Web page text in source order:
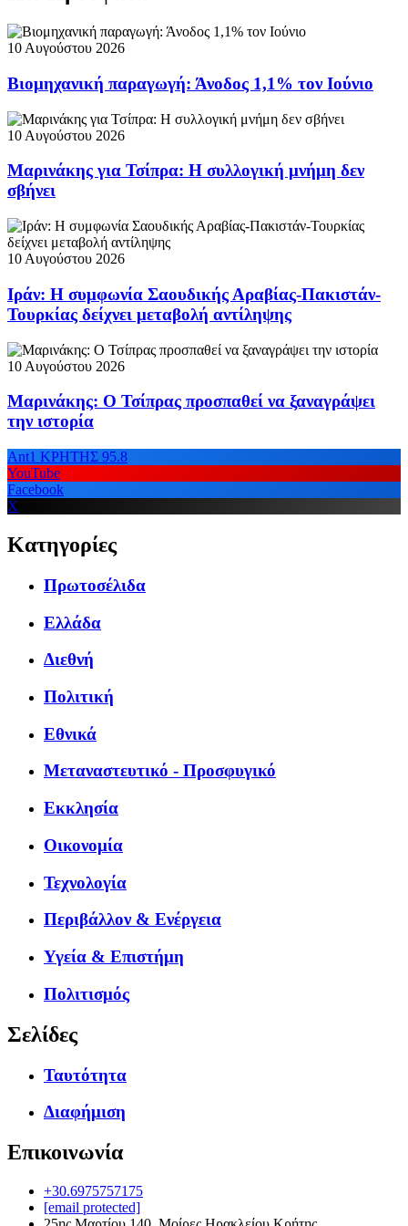
10 Αυγούστου 2026
Βιομηχανική παραγωγή: Άνοδος 1,1% τον Ιούνιο
10 Αυγούστου 2026
Μαρινάκης για Τσίπρα: Η συλλογική μνήμη δεν
σβήνει
10 Αυγούστου 2026
Ιράν: Η συμφωνία Σαουδικής Αραβίας-Πακιστάν-
Τουρκίας δείχνει μεταβολή αντίληψης
10 Αυγούστου 2026
Μαρινάκης: Ο Τσίπρας προσπαθεί να ξαναγράψει
την ιστορία
Ant1 ΚΡΗΤΗΣ 95.8
YouTube
Facebook
X
Κατηγορίες
Πρωτοσέλιδα
Ελλάδα
Διεθνή
Πολιτική
Εθνικά
Μεταναστευτικό - Προσφυγικό
Εκκλησία
Οικονομία
Τεχνολογία
Περιβάλλον & Ενέργεια
Υγεία & Επιστήμη
Πολιτισμός
Σελίδες
Ταυτότητα
Διαφήμιση
Επικοινωνία
+30.6975757175
[email protected]